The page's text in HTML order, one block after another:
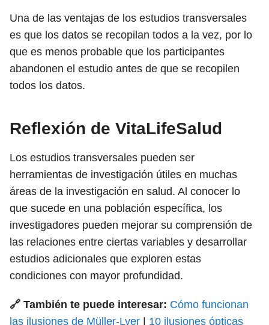
Una de las ventajas de los estudios transversales
es que los datos se recopilan todos a la vez, por lo
que es menos probable que los participantes
abandonen el estudio antes de que se recopilen
todos los datos.
Reflexión de VitaLifeSalud
Los estudios transversales pueden ser
herramientas de investigación útiles en muchas
áreas de la investigación en salud. Al conocer lo
que sucede en una población específica, los
investigadores pueden mejorar su comprensión de
las relaciones entre ciertas variables y desarrollar
estudios adicionales que exploren estas
condiciones con mayor profundidad.
🔗 También te puede interesar: Cómo funcionan
las ilusiones de Müller-Lyer | 10 ilusiones ópticas